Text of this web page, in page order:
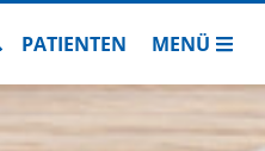
Zur Seitensuche
PATIENTEN MENÜ